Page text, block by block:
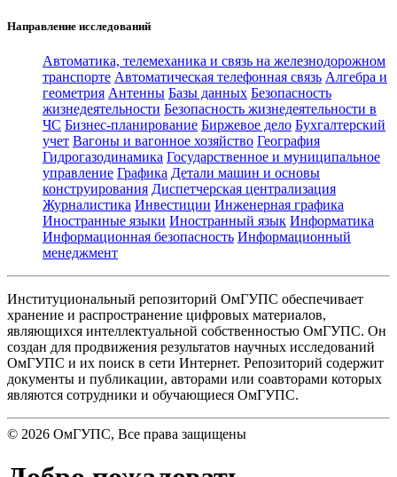
Направление исследований
Автоматика, телемеханика и связь на железнодорожном
транспорте Автоматическая телефонная связь Алгебра и
геометрия Антенны Базы данных Безопасность
жизнедеятельности Безопасность жизнедеятельности в
ЧС Бизнес-планирование Биржевое дело Бухгалтерский
учет Вагоны и вагонное хозяйство География
Гидрогазодинамика Государственное и муниципальное
управление Графика Детали машин и основы
конструирования Диспетчерская централизация
Журналистика Инвестиции Инженерная графика
Иностранные языки Иностранный язык Информатика
Информационная безопасность Информационный
менеджмент
Институциональный репозиторий ОмГУПС обеспечивает
хранение и распространение цифровых материалов,
являющихся интеллектуальной собственностью ОмГУПС. Он
создан для продвижения результатов научных исследований
ОмГУПС и их поиск в сети Интернет. Репозиторий содержит
документы и публикации, авторами или соавторами которых
являются сотрудники и обучающиеся ОмГУПС.
© 2026 ОмГУПС, Все права защищены